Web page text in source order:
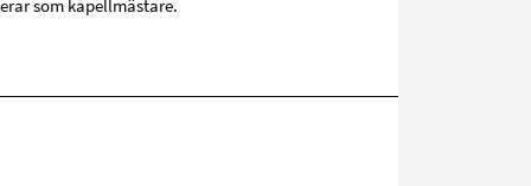
som kapellmästare.